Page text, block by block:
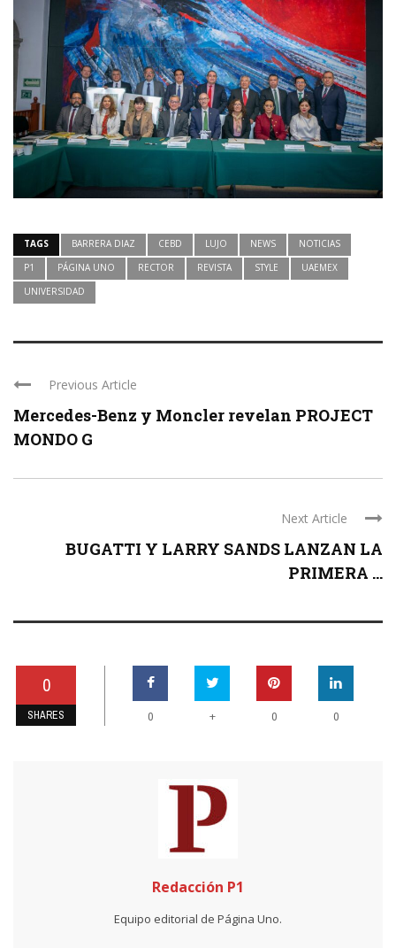
TAGS BARRERA DIAZ CEBD LUJO NEWS
NOTICIAS
P1
PÁGINA UNO RECTOR REVISTA STYLE
UAEMEX
UNIVERSIDAD
Previous Article
Mercedes-Benz y Moncler revelan PROJECT
MONDO G
Next Article
BUGATTI Y LARRY SANDS LANZAN LA
PRIMERA ...
0
SHARES 0 + 0 0
Redacción P1
Equipo editorial de Página Uno.